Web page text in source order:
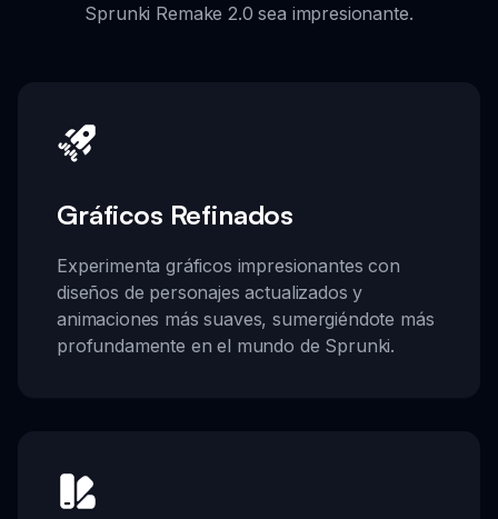
Sprunki Remake 2.0 sea impresionante.
Gráficos Refinados
Experimenta gráficos impresionantes con
diseños de personajes actualizados y
animaciones más suaves, sumergiéndote más
profundamente en el mundo de Sprunki.